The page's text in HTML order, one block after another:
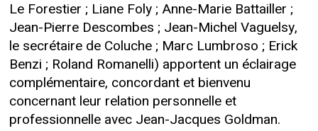
Le Forestier ; Liane Foly ; Anne-Marie Battailler ;
Jean-Pierre Descombes ; Jean-Michel Vaguelsy,
le secrétaire de Coluche ; Marc Lumbroso ; Erick
Benzi ; Roland Romanelli) apportent un éclairage
complémentaire, concordant et bienvenu
concernant leur relation personnelle et
professionnelle avec Jean-Jacques Goldman.